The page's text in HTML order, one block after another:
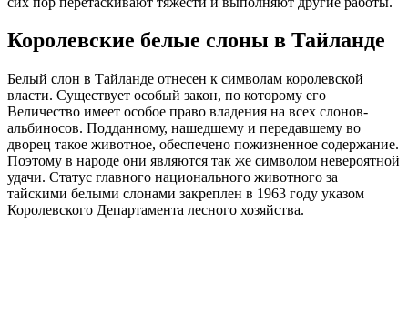
Королевские белые слоны в Тайланде
Белый слон в Тайланде отнесен к символам королевской
власти. Существует особый закон, по которому его
Величество имеет особое право владения на всех слонов-
альбиносов. Подданному, нашедшему и передавшему во
дворец такое животное, обеспечено пожизненное содержание.
Поэтому в народе они являются так же символом невероятной
удачи. Статус главного национального животного за
тайскими белыми слонами закреплен в 1963 году указом
Королевского Департамента лесного хозяйства.